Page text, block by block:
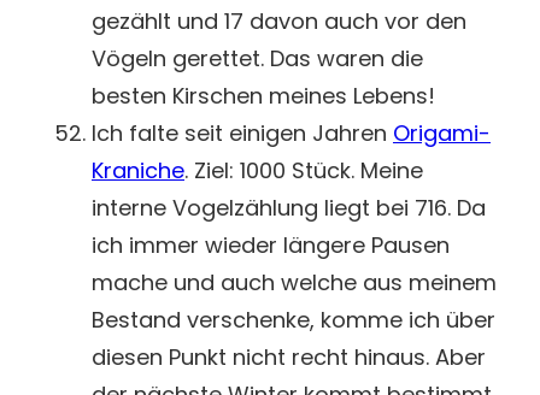
gezählt und 17 davon auch vor den
Vögeln gerettet. Das waren die
besten Kirschen meines Lebens!
Ich falte seit einigen Jahren Origami-
Kraniche. Ziel: 1000 Stück. Meine
interne Vogelzählung liegt bei 716. Da
ich immer wieder längere Pausen
mache und auch welche aus meinem
Bestand verschenke, komme ich über
diesen Punkt nicht recht hinaus. Aber